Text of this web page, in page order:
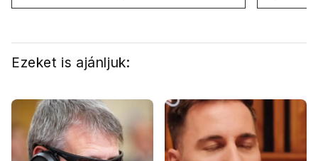
rezsicsökkentés nélkül
hűtőket
Ezeket is ajánljuk: